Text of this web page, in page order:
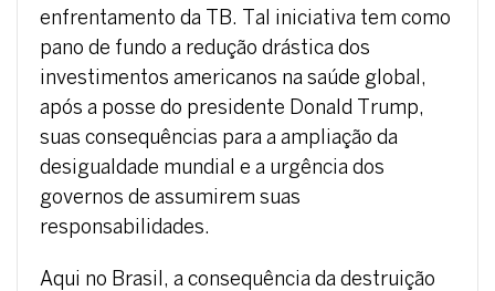
enfrentamento da TB. Tal iniciativa tem como
pano de fundo a redução drástica dos
investimentos americanos na saúde global,
após a posse do presidente Donald Trump,
suas consequências para a ampliação da
desigualdade mundial e a urgência dos
governos de assumirem suas
responsabilidades.
Aqui no Brasil, a consequência da destruição